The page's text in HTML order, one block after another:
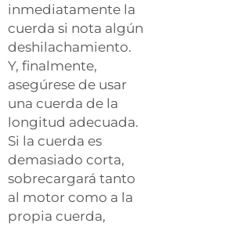
inmediatamente la
cuerda si nota algún
deshilachamiento.
Y, finalmente,
asegúrese de usar
una cuerda de la
longitud adecuada.
Si la cuerda es
demasiado corta,
sobrecargará tanto
al motor como a la
propia cuerda,